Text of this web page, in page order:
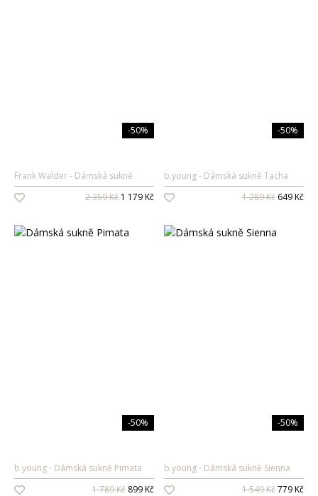
-50%
Frank Walder
Dámská sukně
2 359 Kč 1 179 Kč
-50%
b.young
Dámská sukně Tacha
1 289 Kč 649 Kč
-50%
b.young
Dámská sukně Pimata
1 789 Kč 899 Kč
-50%
b.young
Dámská sukně Sienna
1 549 Kč779 Kč